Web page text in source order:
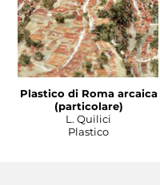
Plastico di Roma arcaica
(particolare)
L. Quilici
Plastico